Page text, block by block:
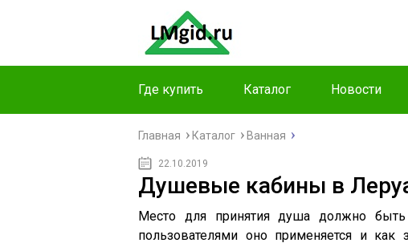
Где купить Каталог Новости
Главная Каталог Ванная
22.10.2019
Душевые кабины в
Место для принятия душа должно
пользователями оно применяется и